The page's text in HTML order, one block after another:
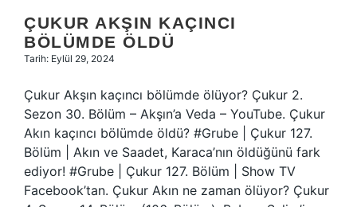
ÇUKUR AKŞIN KAÇINCI
BÖLÜMDE ÖLDÜ
Tarih: Eylül 29, 2024
Çukur Akşın kaçıncı bölümde ölüyor? Çukur 2.
Sezon 30. Bölüm – Akşın’a Veda – YouTube. Çukur
Akın kaçıncı bölümde öldü? #Grube | Çukur 127.
Bölüm | Akın ve Saadet, Karaca’nın öldüğünü fark
ediyor! #Grube | Çukur 127. Bölüm | Show TV
Facebook’tan. Çukur Akın ne zaman ölüyor? Çukur